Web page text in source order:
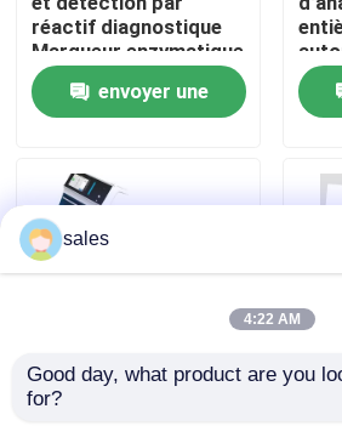
Contrôle qualité
Contactez-nous
Nouvelles
Cas
réactif diagnostique
Marqueur enzymatique
entièrement
automatiqueenvoyer une
Transfert de données
sales
4:22 AM
Good day, what product are you
for?